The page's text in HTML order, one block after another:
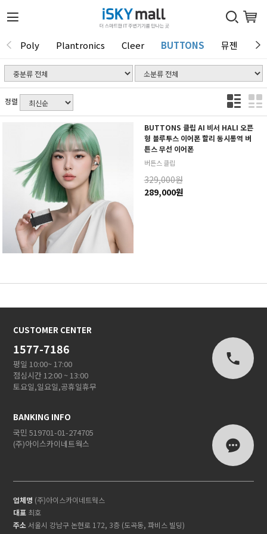
Poly Plantronics Cleer BUTTONS 뮤젠
1 / 0
정렬
BUTTONS 클립 AI 비서 HALI 오픈
형 블루투스 이어폰 할리 동시통역 버
튼스 무선 이어폰
버튼스 클립
329,000원
289,000원
CUSTOMER CENTER
1577-7186
평일 10:00~ 17:00
점심시간 12:00 ~ 13:00
토요일,일요일,공휴일휴무
BANKING INFO
국민 519701-01-274705
(주)아이스카이네트웍스
업체명 (주)아이스카이네트웍스
대표 최호
주소서울시 강남구 논현로 172, 3층 (도곡동, 파비스 빌딩)